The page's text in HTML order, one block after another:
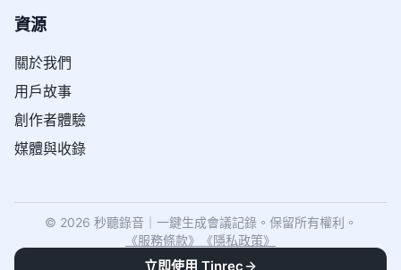
資源
關於我們
用戶故事
創作者體驗
媒體與收錄
© 2026 秒聽錄音｜一鍵生成會議記錄。保留所有權利。
《服務條款》 《隱私政策》
立即使用 Tinrec